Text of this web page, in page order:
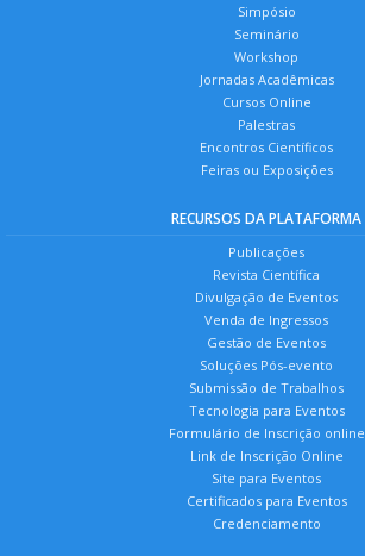
Simpósio
Seminário
Workshop
Jornadas Acadêmicas
Cursos Online
Palestras
Encontros Científicos
Feiras ou Exposições
RECURSOS DA PLATAFORMA
Publicações
Revista Científica
Divulgação de Eventos
Venda de Ingressos
Gestão de Eventos
Soluções Pós-evento
Submissão de Trabalhos
Tecnologia para Eventos
Formulário de Inscrição online
Link de Inscrição Online
Site para Eventos
Certificados para Eventos
Credenciamento